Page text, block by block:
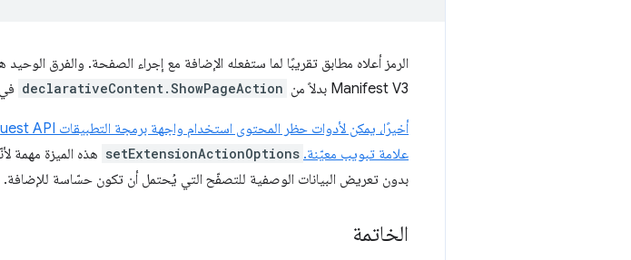
الرمز أعلاه مطابق تقريبًا لما ستفعله الإضافة مع إجراء الصفحة. والفرق الوحيد
Manifest V3 بدلاً من
declarativeContent.ShowPageAction في Manifest V2.
علامة تبويب معيّنة. setExtensionActionOptions هذه الميزة مهمة
بدون تعريض البيانات الوصفية للتصفّح التي يُحتمل أن تكون حسّاسة للإضافة.
الخاتمة